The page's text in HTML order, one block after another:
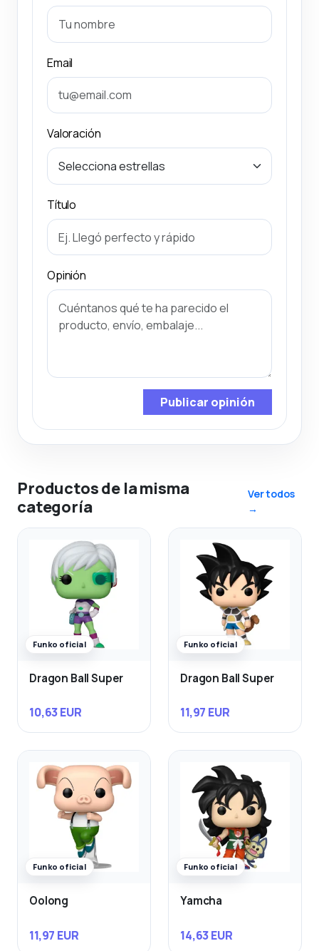
Email
Valoración
Título
Opinión
Publicar opinión
Productos de la misma
categoría
Ver todos
→
Funko oficial
Dragon Ball Super
10,63 EUR
Funko oficial
Dragon Ball Super
11,97 EUR
Funko oficial
Oolong
11,97 EUR
Funko oficial
Yamcha
14,63 EUR